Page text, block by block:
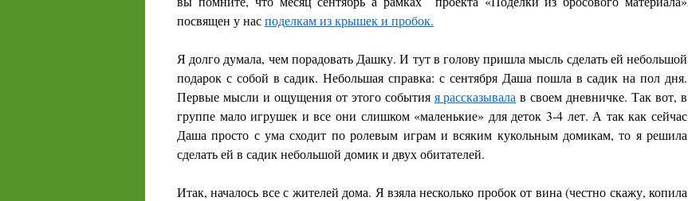
посвящен у насподелкам из крышек и пробок.
Я долго думала, чем порадовать Дашку. И тут в голову пришла мысль сделать ей небольшой
подарок с собой в садик. Небольшая справка: с сентября Даша пошла в садик на пол дня.
Первые мысли и ощущения от этого события я рассказывала в своем дневничке. Так вот, в
группе мало игрушек и все они слишком «маленькие» для деток 3-4 лет. А так как сейчас
Даша просто с ума сходит по ролевым играм и всяким кукольным домикам, то я решила
сделать ей в садик небольшой домик и двух обитателей.
Итак, началось все с жителей дома. Я взяла несколько пробок от вина (честно скажу, копила